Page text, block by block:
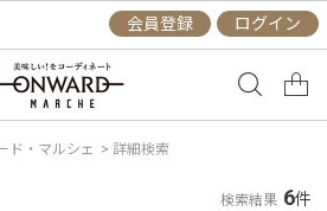
会員登録 ログイン
ド・マルシェ > 詳細検索
検索結果 6件